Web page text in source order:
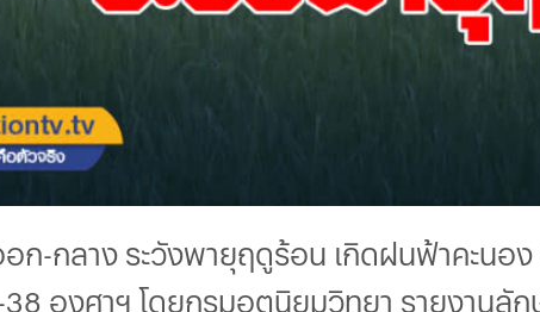
ก-กลาง ระวังพายุฤดูร้อน เกิดฝนฟ้าคะนอ
องศาฯ โดยกรมอุตุนิยมวิทยา รายงานลั